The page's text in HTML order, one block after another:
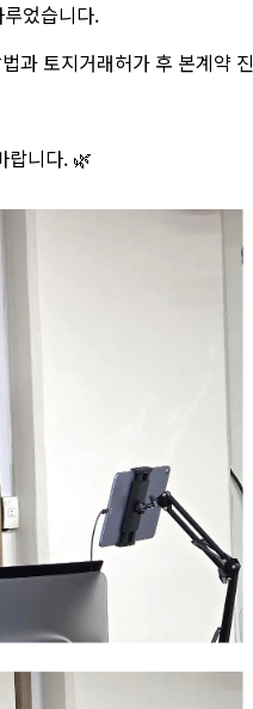
었습니다.
과 토지거래허가 후 본계약 진
랍니다. 🌿